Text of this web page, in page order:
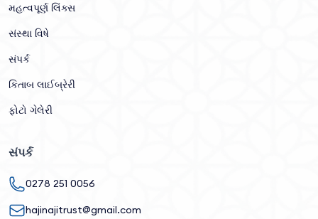
મહત્વપૂર્ણ લિંક્સ
સંસ્થા વિષે
સંપર્ક
કિતાબ લાઈબ્રેરી
ફોટો ગેલેરી
સંપર્ક
0278 251 0056
hajinajitrust@gmail.com